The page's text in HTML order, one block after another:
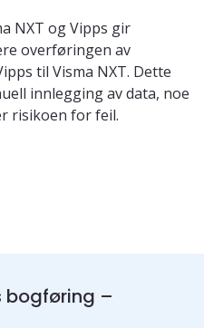
NXT og Vipps gir
overføringen av
til Visma NXT. Dette
innlegging av data, noe
risikoen for feil.
bogføring –